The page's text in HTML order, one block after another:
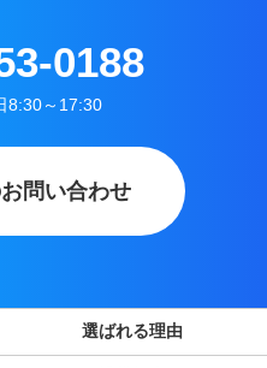
0188
8:30～17:30
問い合わせ
選ばれる理由